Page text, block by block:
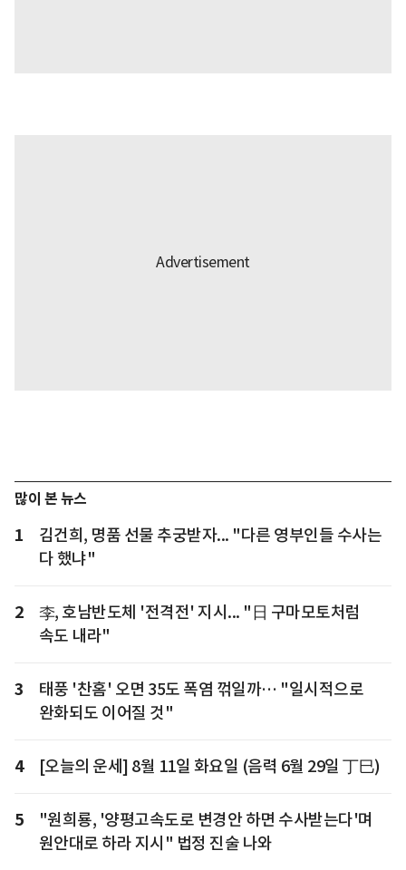
많이 본 뉴스
1
김건희, 명품 선물 추궁받자... "다른 영부인들 수사는
다 했냐"
2
李, 호남반도체 '전격전' 지시... "日 구마모토처럼
속도 내라"
3
태풍 '찬홈' 오면 35도 폭염 꺾일까… "일시적으로
완화되도 이어질 것"
4 [오늘의 운세] 8월 11일 화요일 (음력 6월 29일 丁巳)
5
"원희룡, '양평고속도로 변경안 하면 수사받는다'며
원안대로 하라 지시" 법정 진술 나와